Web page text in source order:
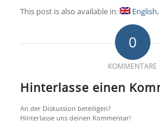
This post is also available in: English
0
KOMMENTARE
Hinterlasse einen
An der Diskussion beteiligen?
Hinterlasse uns deinen Kommentar!